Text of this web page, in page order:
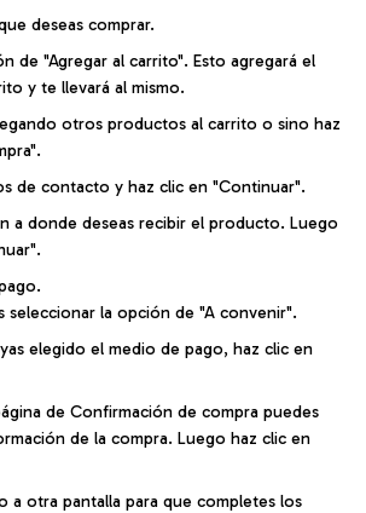
deseas comprar.
de "Agregar al carrito". Esto agregará el
y te llevará al mismo.
otros productos al carrito o sino haz
de contacto y haz clic en "Continuar".
a donde deseas recibir el producto. Luego
seleccionar la opción de "A convenir".
elegido el medio de pago, haz clic en
de Confirmación de compra puedes
de la compra. Luego haz clic en
a otra pantalla para que completes los